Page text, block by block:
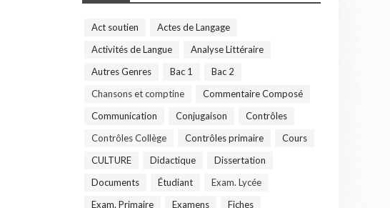
Act soutien
Actes de Langage
Activités de Langue
Analyse Littéraire
Autres Genres
Bac 1
Bac 2
Chansons et comptine
Commentaire Composé
Communication
Conjugaison
Contrôles
Contrôles Collège
Contrôles primaire
Cours
CULTURE
Didactique
Dissertation
Documents
Étudiant
Exam. Lycée
Exam. Primaire
Examens Fiches